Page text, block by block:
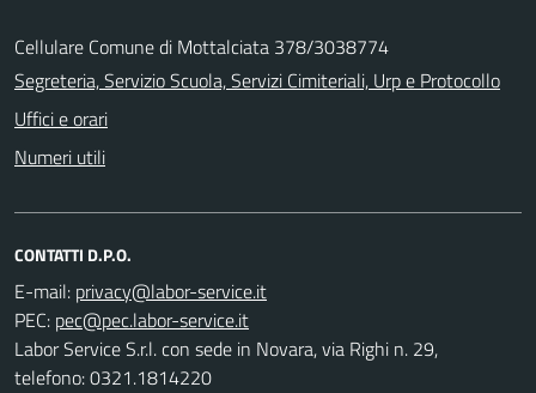
Cellulare Comune di Mottalciata 378/3038774
Segreteria, Servizio Scuola, Servizi Cimiteriali, Urp e Protocollo
Uffici e orari
Numeri utili
CONTATTI D.P.O.
E-mail:
PEC:
Labor Service S.r.l. con sede in Novara, via Righi n. 29,
telefono: 0321.1814220